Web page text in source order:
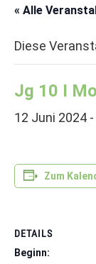
« Alle
Diese
Jg 10 I
12 Juni 2024 -
Zum
DETAILS
Beginn: